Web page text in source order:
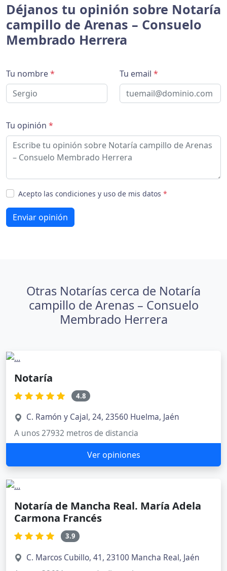
Déjanos tu opinión sobre Notaría
campillo de Arenas – Consuelo
Membrado Herrera
Tu nombre* Tu email *
Tu opinión *
Acepto las condiciones y uso de mis datos *
Enviar opinión
Otras Notarías cerca de Notaría
campillo de Arenas – Consuelo
Membrado Herrera
Notaría
4.8
C. Ramón y Cajal, 24, 23560 Huelma, Jaén
A unos 27932 metros de distancia
Ver opiniones
Notaría de Mancha Real. María Adela
Carmona Francés
3.9
C. Marcos Cubillo, 41, 23100 Mancha Real, Jaén